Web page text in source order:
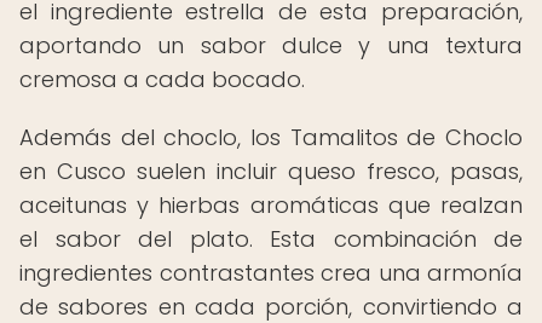
el ingrediente estrella de esta preparación,
aportando un sabor dulce y una textura
cremosa a cada bocado.
Además del choclo, los Tamalitos de Choclo
en Cusco suelen incluir queso fresco, pasas,
aceitunas y hierbas aromáticas que realzan
el sabor del plato. Esta combinación de
ingredientes contrastantes crea una armonía
de sabores en cada porción, convirtiendo a